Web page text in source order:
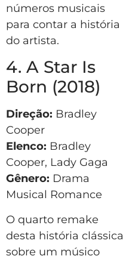
números musicais
para contar a história
do artista.
4. A Star Is
Born (2018)
Direção: Bradley
Cooper
Elenco: Bradley
Cooper, Lady Gaga
Gênero: Drama
Musical Romance
O quarto remake
desta história clássica
sobre um músico